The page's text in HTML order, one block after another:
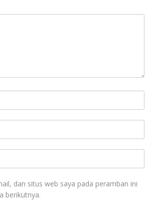
dan situs web saya pada peramban ini
berikutnya.